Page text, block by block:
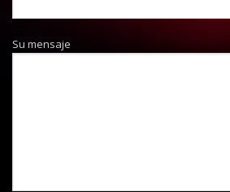
Su mensaje